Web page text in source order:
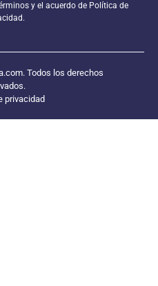
y el acuerdo de Política de
Todos los derechos
privacidad